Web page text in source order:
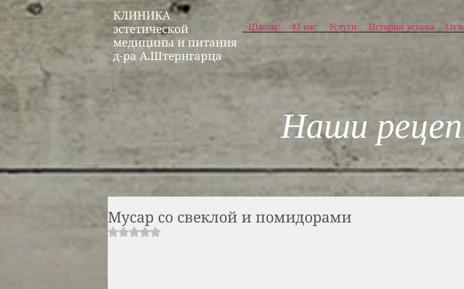
КЛИНИКА
эстетической
медицины и питания
д-ра А.Штернгарца
Шалом! О нас Услуги Истории успеха
Наши
Мусар со свеклой и помидорами
Rated NaN out of 5 stars.